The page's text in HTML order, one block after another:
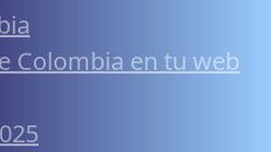
Colombia en tu web